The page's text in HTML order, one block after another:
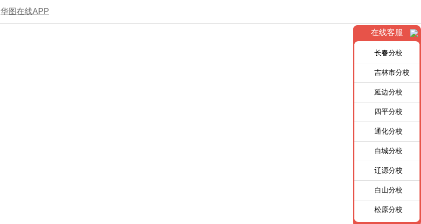
华图在线APP
在线客服
长春分校
吉林市分校
延边分校
四平分校
通化分校
白城分校
辽源分校
白山分校
松原分校